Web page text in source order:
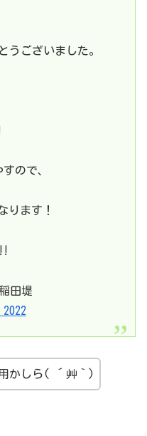
うございました。
ので、
ります！
田堤
かしら( ´艸｀)